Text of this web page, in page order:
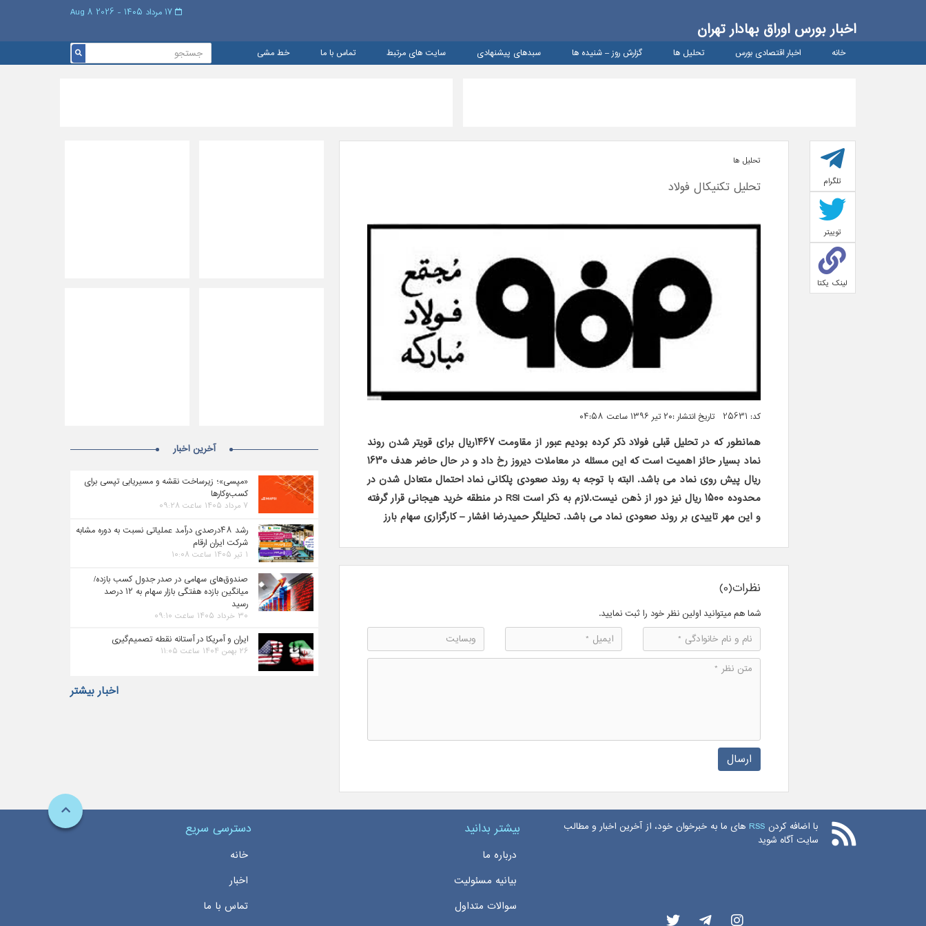
اخبار بورس اوراق بهادار تهران
خانه اخبار اقتصادی بورس تحلیل ها گزارش روز – شنيده ها سبدهای پیشنهادی سایت های مرتبط تماس با ما خط مشی
تلگرام
توییتر
لینک یکتا
تحلیل ها
تحلیل تکنیکال فولاد
کد: 25631 تاریخ انتشار :۲۰ تیر ۱۳۹۶ ساعت ۰۴:۵۸
همانطور که در تحلیل قبلی فولاد ذکر کرده بودیم عبور از مقاومت ۱۴۶۷ریال برای قویتر شدن روند
نماد بسیار حائز اهمیت است که این مسئله در معاملات دیروز رخ داد و در حال حاضر هدف ۱۶۳۰
ریال پیش روی نماد می باشد. البته با توجه به روند صعودی پلکانی نماد احتمال متعادل شدن در
محدوده ۱۵۰۰ ریال نیز دور از ذهن نیست.لازم به ذکر است
RSIدر منطقه خرید هیجانی قرار گرفته
و این مهر تاییدی بر روند صعودی نماد می باشد. تحلیلگر حمیدرضا افشار–کارگزاری سهام بارز
نظرات(0)
شما هم میتوانید اولین نظر خود را ثبت نمایید.
ارسال
آخرین اخبار
«مپسی»؛ زیرساخت نقشه و مسیریابی تپسی برای
کسب‌وکارها
۷ مرداد ۱۴۰۵ ساعت ۰۹:۲۸
رشد ۴۸درصدی درآمد عملیاتی نسبت به دوره مشابه
شرکت ایران ارقام
۱ تیر ۱۴۰۵ ساعت ۱۰:۰۸
صندوق‌های سهامی در صدر جدول کسب بازده/
میانگین بازده هفتگی بازار سهام به ۱۲ درصد
رسید
۳۰ خرداد ۱۴۰۵ ساعت ۰۹:۱۰
ایران و آمریکا در آستانه نقطه تصمیم‌گیری
۲۶ بهمن ۱۴۰۴ ساعت ۱۱:۰۵
اخبار بیشتر
با اضافه کردن RSS های ما به خبرخوان خود، از آخرین اخبار و مطالب
سایت آگاه شوید
بیشتر بدانید
درباره ما
بیانیه مسئولیت
سوالات متداول
دسترسی سریع
خانه
اخبار
تماس با ما